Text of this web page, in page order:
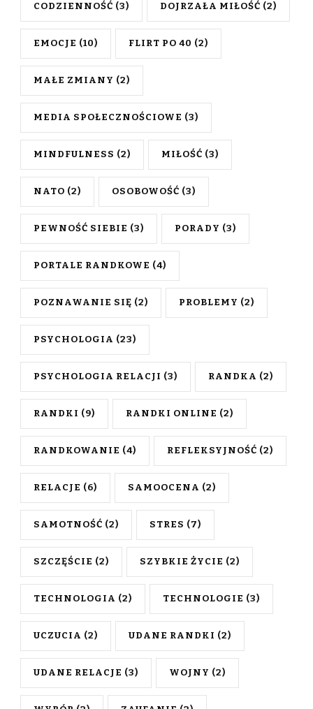
CODZIENNOŚĆ (3) DOJRZAŁA MIŁOŚĆ (2)
EMOCJE (10) FLIRT PO 40 (2)
MAŁE ZMIANY (2)
MEDIA SPOŁECZNOŚCIOWE (3)
MINDFULNESS (2) MIŁOŚĆ (3)
NATO (2) OSOBOWOŚĆ (3)
PEWNOŚĆ SIEBIE (3) PORADY (3)
PORTALE RANDKOWE (4)
POZNAWANIE SIĘ (2) PROBLEMY (2)
PSYCHOLOGIA (23)
PSYCHOLOGIA RELACJI (3) RANDKA (2)
RANDKI (9) RANDKI ONLINE (2)
RANDKOWANIE (4) REFLEKSYJNOŚĆ (2)
RELACJE (6) SAMOOCENA (2)
SAMOTNOŚĆ (2) STRES (7)
SZCZĘŚCIE (2) SZYBKIE ŻYCIE (2)
TECHNOLOGIA (2) TECHNOLOGIE (3)
UCZUCIA (2) UDANE RANDKI (2)
UDANE RELACJE (3) WOJNY (2)